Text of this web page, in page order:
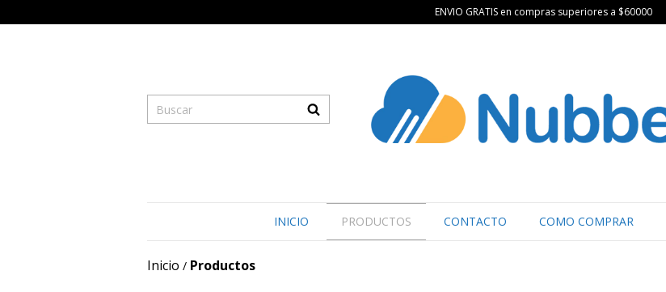
ENVIO GRATIS en compras superiores a $60000
INICIO PRODUCTOS CONTACTO COMO COMPRAR
Inicio / Productos